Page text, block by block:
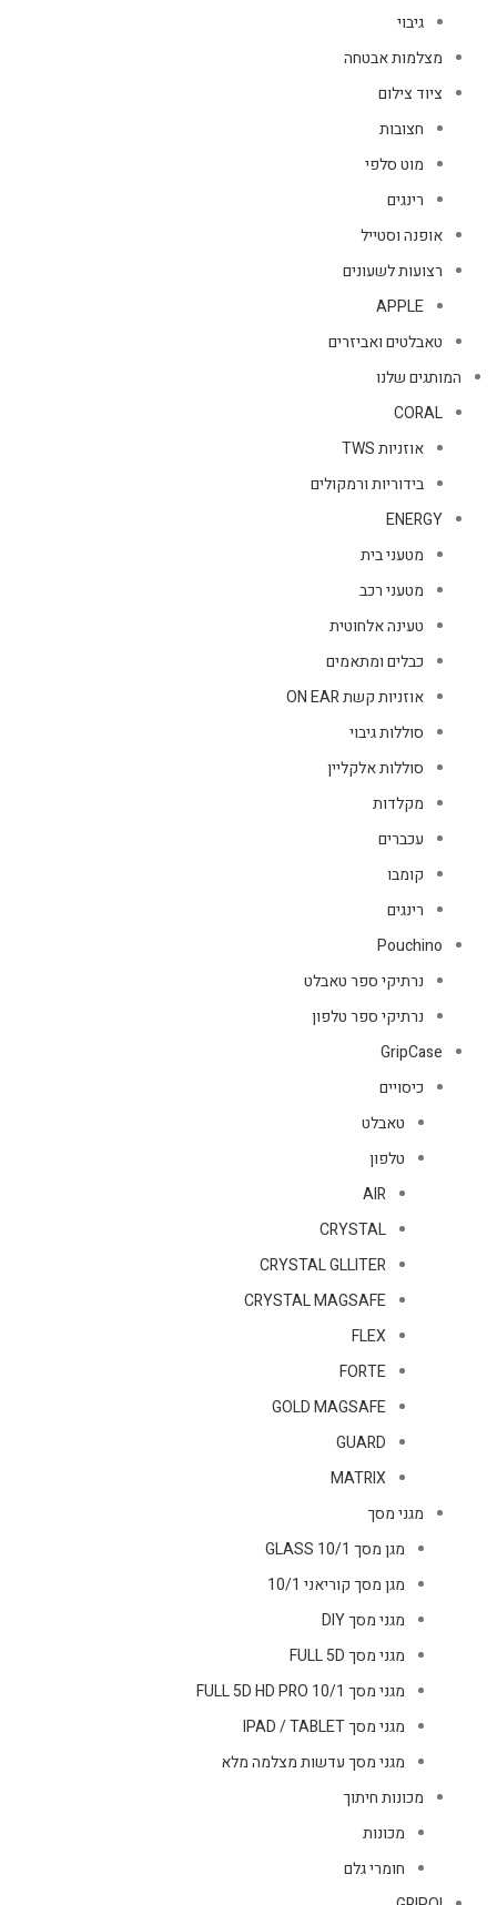
גיבוי
מצלמות אבטחה
ציוד צילום
חצובות
מוט סלפי
רינגים
אופנה וסטייל
רצועות לשעונים
APPLE
טאבלטים ואביזרים
המותגים שלנו
CORAL
אוזניות TWS
בידוריות ורמקולים
ENERGY
מטעני בית
מטעני רכב
טעינה אלחוטית
כבלים ומתאמים
אוזניות קשת ON EAR
סוללות גיבוי
סוללות אלקליין
מקלדות
עכברים
קומבו
רינגים
Pouchino
נרתיקי ספר טאבלט
נרתיקי ספר טלפון
GripCase
כיסויים
טאבלט
טלפון
AIR
CRYSTAL
CRYSTAL GLLITER
CRYSTAL MAGSAFE
FLEX
FORTE
GOLD MAGSAFE
GUARD
MATRIX
מגני מסך
מגן מסך GLASS 10/1
מגן מסך קוריאני 10/1
מגני מסך DIY
מגני מסך FULL 5D
מגני מסך FULL 5D HD PRO 10/1
מגני מסך IPAD / TABLET
מגני מסך עדשות מצלמה מלא
מכונות חיתוך
מכונות
חומרי גלם